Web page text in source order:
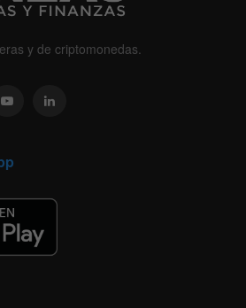
y de criptomonedas.